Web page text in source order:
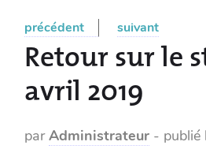
précédent suivant
Retour sur le
avril 2019
parAdministrateur - publié